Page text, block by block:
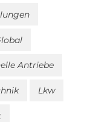
Antriebe
Lkw